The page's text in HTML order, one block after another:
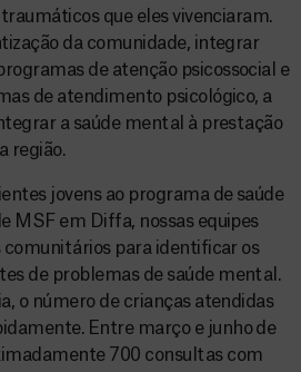
que eles vivenciaram.
da comunidade, integrar
de atenção psicossocial e
de atendimento psicológico, a
a saúde mental à prestação
região.
jovens ao programa de saúde
MSF em Diffa, nossas equipes
para identificar os
de problemas de saúde mental.
o número de crianças atendidas
Entre março e junho de
700 consultas com